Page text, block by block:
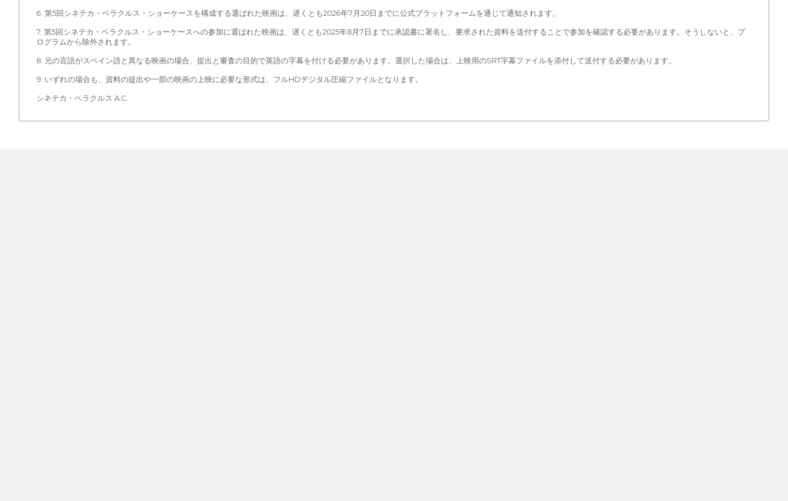
6. 第5回シネテカ・ベラクルス・ショーケースを構成する選ばれた映画は、遅くとも2026年7月20日までに公式プラットフォームを通じて通知されます。
7. 第5回シネテカ・ベラクルス・ショーケースへの参加に選ばれた映画は、遅くとも2025年8月7日までに承認書に署名し、要求された資料を送付することで参加を確認する必要があります。そうしないと、プ
ログラムから除外されます。
8. 元の言語がスペイン語と異なる映画の場合、提出と審査の目的で英語の字幕を付ける必要があります。選択した場合は、上映用のSRT字幕ファイルを添付して送付する必要があります。
9. いずれの場合も、資料の提出や一部の映画の上映に必要な形式は、フルHDデジタル圧縮ファイルとなります。
シネテカ・ベラクルス A.C.